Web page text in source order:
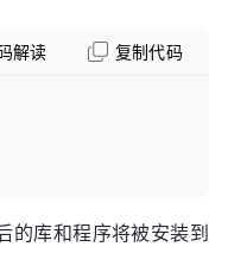
解读 复制代码
的库和程序将被安装到